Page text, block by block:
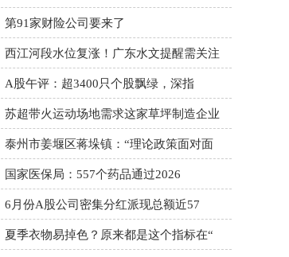
第91家财险公司要来了
西江河段水位复涨！广东水文提醒需关注
A股午评：超3400只个股飘绿，深指
苏超带火运动场地需求这家草坪制造企业
泰州市姜堰区蒋垛镇：“理论政策面对面
国家医保局：557个药品通过2026
6月份A股公司密集分红派现总额近57
夏季衣物易掉色？原来都是这个指标在“